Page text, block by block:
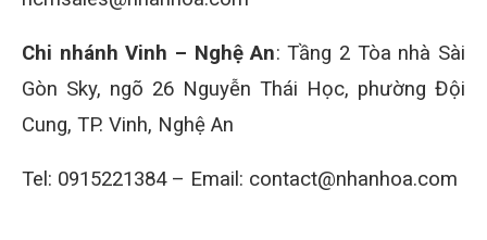
Chi nhánh Vinh – Nghệ An: Tầng 2 Tòa nhà Sài
Gòn Sky, ngõ 26 Nguyễn Thái Học, phường Đội
Cung, TP. Vinh, Nghệ An
Tel: 0915221384 – Email: contact@nhanhoa.com